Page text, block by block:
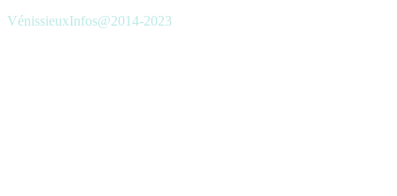
VénissieuxInfos@2014-2023